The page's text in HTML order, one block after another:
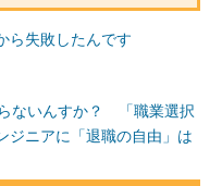
ら失敗したんです
ないんすか？ 「職業選択
ニアに「退職の自由」は